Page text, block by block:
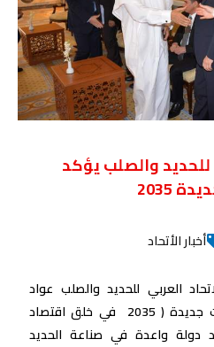
للحديد والصلب يؤكد
2035
أخبار الأتحاد
العربي للحدید والصلب عواد
الخالدي أھمیة رؤیة )كویت جدیدة ( 2035 في خلق اقتصاد
دولة واعدة في صناعة الحدید